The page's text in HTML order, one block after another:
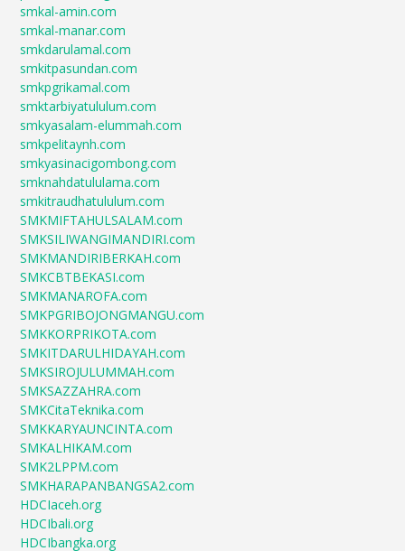
smkal-amin.com
smkal-manar.com
smkdarulamal.com
smkitpasundan.com
smkpgrikamal.com
smktarbiyatululum.com
smkyasalam-elummah.com
smkpelitaynh.com
smkyasinacigombong.com
smknahdatululama.com
smkitraudhatululum.com
SMKMIFTAHULSALAM.com
SMKSILIWANGIMANDIRI.com
SMKMANDIRIBERKAH.com
SMKCBTBEKASI.com
SMKMANAROFA.com
SMKPGRIBOJONGMANGU.com
SMKKORPRIKOTA.com
SMKITDARULHIDAYAH.com
SMKSIROJULUMMAH.com
SMKSAZZAHRA.com
SMKCitaTeknika.com
SMKKARYAUNCINTA.com
SMKALHIKAM.com
SMK2LPPM.com
SMKHARAPANBANGSA2.com
HDCIaceh.org
HDCIbali.org
HDCIbangka.org